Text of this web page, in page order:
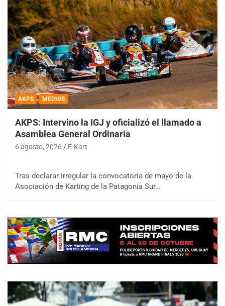
AKPS MEDIOS
AKPS: Intervino la IGJ y oficializó el llamado a
Asamblea General Ordinaria
6 agosto, 2026 E-Kart
Tras declarar irregular la convocatoria de mayo de la
Asociación de Karting de la Patagonia Sur…